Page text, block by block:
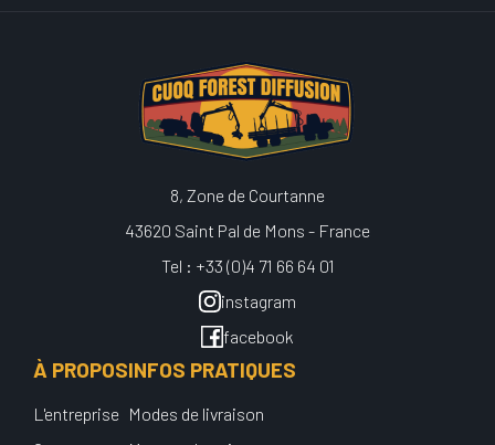
8, Zone de Courtanne
43620 Saint Pal de Mons - France
Tel : +33 (0)4 71 66 64 01
instagram
facebook
À PROPOS
L'entreprise
INFOS PRATIQUES
Modes de livraison